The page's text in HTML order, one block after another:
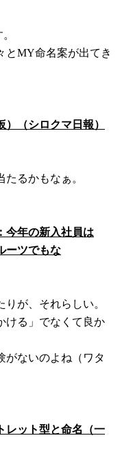
とMY命名案が出てき
（シロクマ日報）
るかもなぁ。
今年の新入社員は
ーツでもな
が、それらしい。
ける」でなくて良か
がないのよね（ワタ
レット型と命名（一